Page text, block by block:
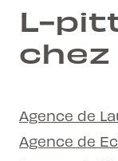
L-
Agence de
Agence de